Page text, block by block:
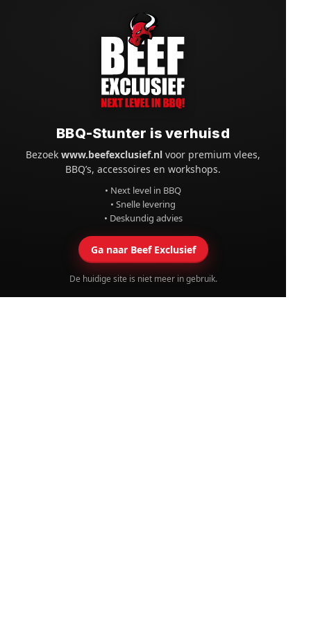
BBQ-Stunter is verhuisd
Bezoekwww.beefexclusief.nl voor premium vlees,
BBQ’s, accessoires en workshops.
• Next level in BBQ
• Snelle levering
• Deskundig advies
Ga naar Beef Exclusief
De huidige site is niet meer in gebruik.